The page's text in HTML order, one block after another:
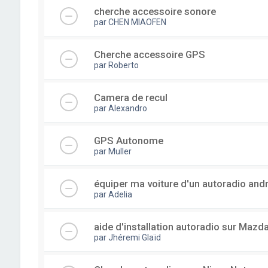
cherche accessoire sonore
parCHEN MIAOFEN
Cherche accessoire GPS
par Roberto
Camera de recul
parAlexandro
GPS Autonome
par Muller
équiper ma voiture d'un autoradio
parAdelia
aide d'installation autoradio sur
parJhéremi Glaïd